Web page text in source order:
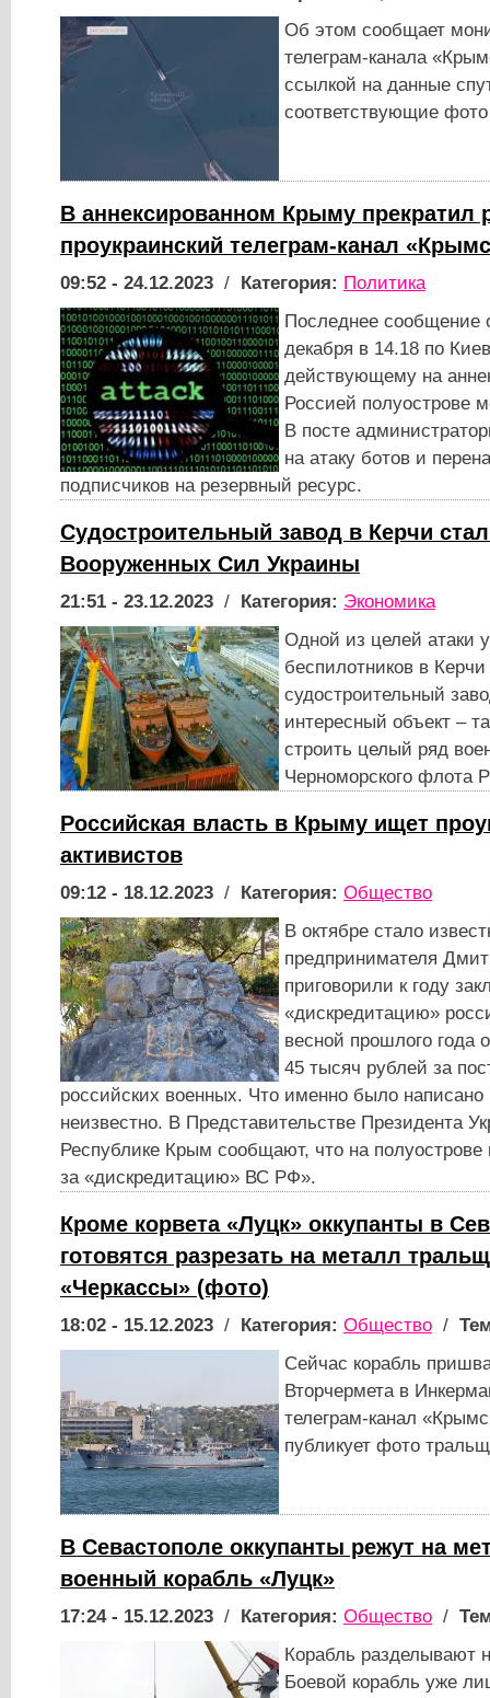
Об этом сообщает
телеграм-канала
ссылкой на данные
соответствующие фото
В аннексированном Крыму прекратил
проукраинский телеграм-канал
09:52 - 24.12.2023 / Категория: Политика
Последнее сообщение
декабря в 14.18 по
действующему на
Россией полуострове
В посте
на атаку ботов и
подписчиков на резервный ресурс.
Судостроительный завод в Керчи
Вооруженных Сил Украины
21:51 - 23.12.2023 / Категория: Экономика
Одной из целей атаки
беспилотников в
судостроительный
интересный объект –
строить целый ряд
Черноморского флота
Российская власть в Крыму ищет
активистов
09:12 - 18.12.2023 / Категория: Общество
В октябре стало
предпринимателя
приговорили к году
«дискредитацию»
весной прошлого года
45 тысяч рублей за
российских военных. Что именно было написано
неизвестно. В Представительстве Президента
Республике Крым сообщают, что на полуострове
за «дискредитацию» ВС РФ».
Кроме корвета «Луцк» оккупанты в
готовятся разрезать на металл
«Черкассы» (фото)
18:02 - 15.12.2023 / Категория: Общество /
Сейчас корабль
Вторчермета в
телеграм-канал
публикует фото
В Севастополе оккупанты режут на
военный корабль «Луцк»
17:24 - 15.12.2023 / Категория: Общество /
Корабль разделывают
Боевой корабль уже